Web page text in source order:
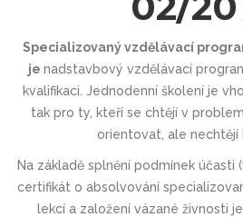
Specializovaný vzdělávací
je nadstavbový vzdělávací
kvalifikaci. Jednodenní školení je
tak pro ty, kteří se chtějí v
orientovat, ale nechtějí
Na základě splnění podmínek účasti
certifikát o absolvování
lekcí a založení vázané živnosti